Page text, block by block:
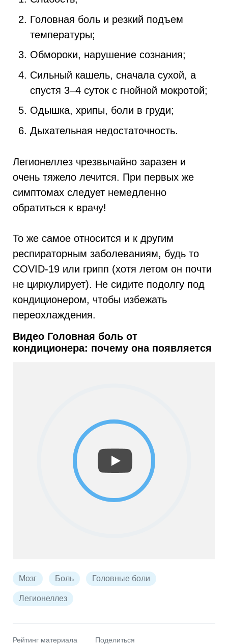
Головная боль и резкий подъем
температуры;
Обмороки, нарушение сознания;
Сильный кашель, сначала сухой, а
спустя 3–4 суток с гнойной мокротой;
Одышка, хрипы, боли в груди;
Дыхательная недостаточность.
Легионеллез чрезвычайно заразен и
очень тяжело лечится. При первых же
симптомах следует немедленно
обратиться к врачу!
То же самое относится и к другим
респираторным заболеваниям, будь то
COVID-19 или грипп (хотя летом он почти
не циркулирует). Не сидите подолгу под
кондиционером, чтобы избежать
переохлаждения.
Видео Головная боль от
кондиционера: почему она появляется
Мозг Боль Головные боли
Легионеллез
Рейтинг материала Поделиться